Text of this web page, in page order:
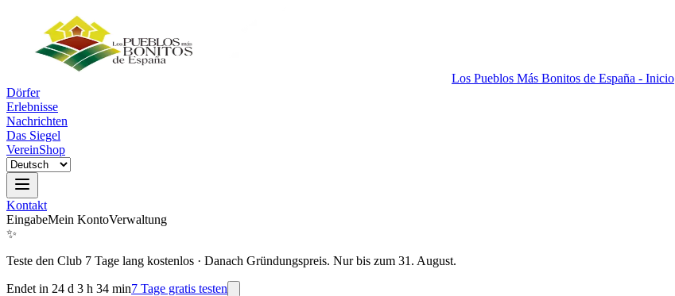
Los Pueblos Más Bonitos de España - Inicio
Dörfer
Erlebnisse
Nachrichten
Das Siegel
VereinShop
Kontakt
EingabeMein KontoVerwaltung
✨
Teste den Club 7 Tage lang kostenlos · Danach Gründungspreis. Nur bis zum 31. August.
Endet in 24 d 3 h 34 min7 Tage gratis testen